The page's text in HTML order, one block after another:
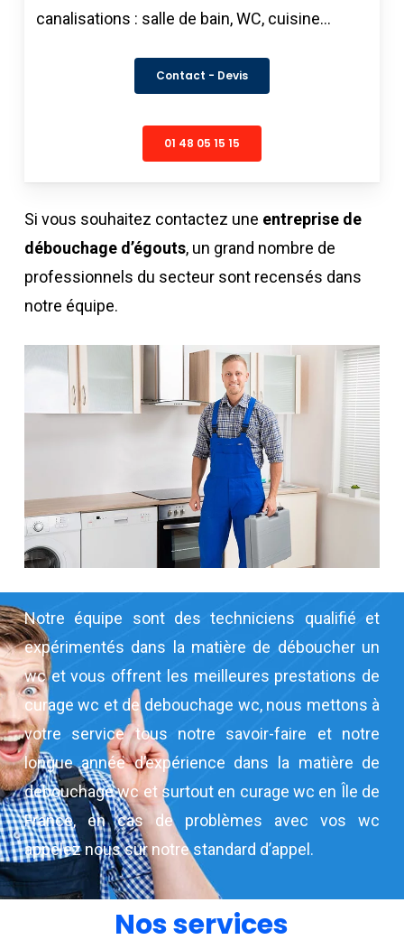
canalisations : salle de bain, WC, cuisine…
Contact - Devis
01 48 05 15 15
Si vous souhaitez contactez une entreprise de
débouchage d’égouts, un grand nombre de
professionnels du secteur sont recensés dans
notre équipe.
Notre équipe sont des techniciens qualifié et
expérimentés dans la matière de déboucher un
wc et vous offrent les meilleures prestations de
curage wc et de debouchage wc, nous mettons à
votre service tous notre savoir-faire et notre
longue année d’expérience dans la matière de
debouchage wc et surtout en curage wc en Île de
France, en cas de problèmes avec vos wc
appelez nous sur notre standard d’appel.
Nos services